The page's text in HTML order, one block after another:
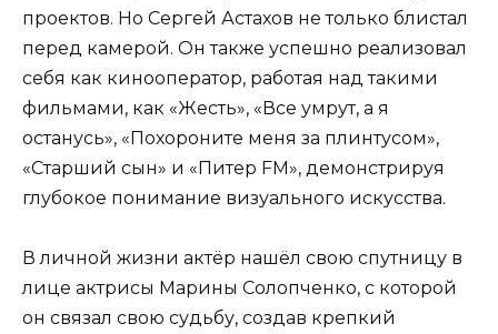
проектов. Но Сергей Астахов не только блистал
перед камерой. Он также успешно реализовал
себя как кинооператор, работая над такими
фильмами, как «Жесть», «Все умрут, а я
останусь», «Похороните меня за плинтусом»,
«Старший сын» и «Питер FM», демонстрируя
глубокое понимание визуального искусства.
В личной жизни актёр нашёл свою спутницу в
лице актрисы Марины Солопченко, с которой
он связал свою судьбу, создав крепкий